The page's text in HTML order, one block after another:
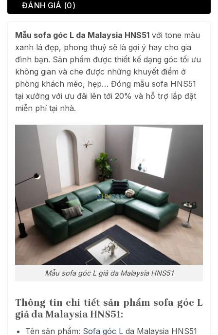
ĐÁNH GIÁ (0)
Mẫu sofa góc L da Malaysia HNS51 với tone màu
xanh lá đẹp, phong thuỷ sẽ là gợi ý hay cho gia
đình bạn. Sản phẩm được thiết kế dạng góc tối ưu
không gian và che được những khuyết điểm ở
phòng khách méo, hẹp… Đóng mẫu sofa HNS51
tại xưởng với ưu đãi lên tới 20% và hỗ trợ lắp đặt
miễn phí tại nhà.
Mẫu sofa góc L giả da Malaysia HNS51
Thông tin chi tiết sản phẩm sofa góc L
giả da Malaysia HNS51:
Tên sản phẩm: Sofa góc Lda Malaysia HNS51